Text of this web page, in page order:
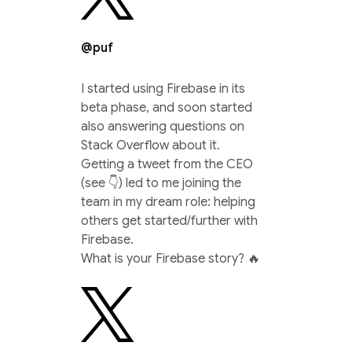
@puf
I started using Firebase in its
beta phase, and soon started
also answering questions on
Stack Overflow about it.
Getting a tweet from the CEO
(see 👇) led to me joining the
team in my dream role: helping
others get started/further with
Firebase.
What is your Firebase story? 🔥